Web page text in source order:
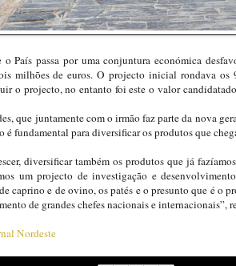
País passa por uma conjuntura económica
milhões de euros. O projecto inicial rondava os
o projecto, no entanto foi este o valor
que juntamente com o irmão faz parte da nova
é fundamental para diversificar os produtos que
diversificar também os produtos que já
um projecto de investigação e
caprino e de ovino, os patés e o presunto que é o
de grandes chefes nacionais e internacionais”,
Nordeste